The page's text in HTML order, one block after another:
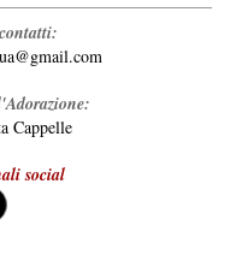
Cappelle
social